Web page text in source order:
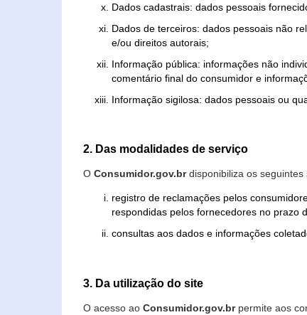
Dados cadastrais: dados pessoais
Dados de terceiros: dados pessoais não
e/ou direitos autorais;
Informação pública: informações não
comentário final do consumidor e
Informação sigilosa: dados pessoais ou
2. Das modalidades de serviço
O Consumidor.gov.brdisponibiliza os seguintes
registro de reclamações pelos
respondidas pelos fornecedores no prazo
consultas aos dados e informações
3. Da utilização do site
O acesso ao Consumidor.gov.brpermite aos